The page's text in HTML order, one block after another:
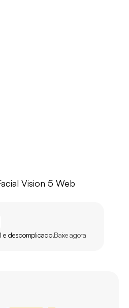
Vision 5 Web
e descomplicado.Baixe agora